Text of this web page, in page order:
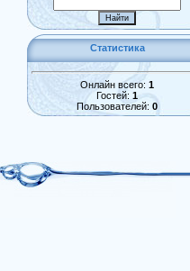
Статистика
Онлайн всего: 1
Гостей: 1
Пользователей: 0